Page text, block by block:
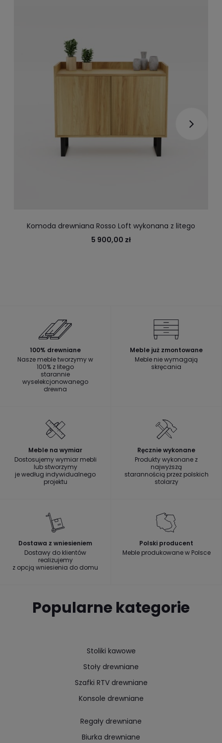
Komoda drewniana Rosso Loft wykonana z litego
drewna, sprawdzi się w domu i biurze
5 900,00 zł
100% drewniane
Nasze meble tworzymy w
100% z litego
starannie
wyselekcjonowanego
drewna
Meble już zmontowane
Meble nie wymagają
skręcania
Meble na wymiar
Dostosujemy wymiar mebli
lub stworzymy
je według indywidualnego
projektu
Ręcznie wykonane
Produkty wykonane z
najwyższą
starannością przez polskich
stolarzy
Dostawa z wniesieniem
Dostawy do klientów
realizujemy
z opcją wniesienia do domu
Polski producent
Meble produkowane w Polsce
Popularne kategorie
Stoliki kawowe
Stoły drewniane
Szafki RTV drewniane
Konsole drewniane
Regały drewniane
Biurka drewniane